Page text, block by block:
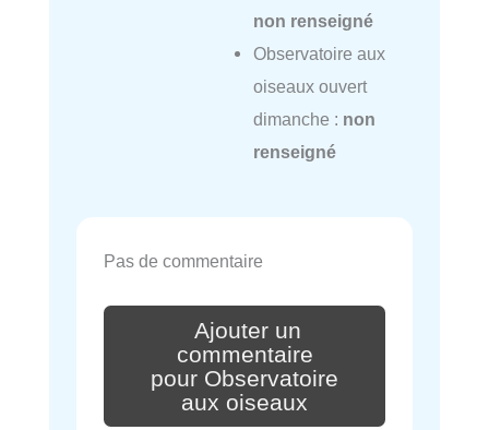
non renseigné
Observatoire aux
oiseaux ouvert
dimanche : non
renseigné
Pas de commentaire
Ajouter un
commentaire
pour Observatoire
aux oiseaux